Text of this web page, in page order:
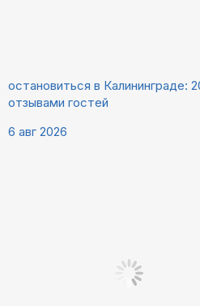
остановиться в Калининграде:
отзывами гостей
6 авг 2026